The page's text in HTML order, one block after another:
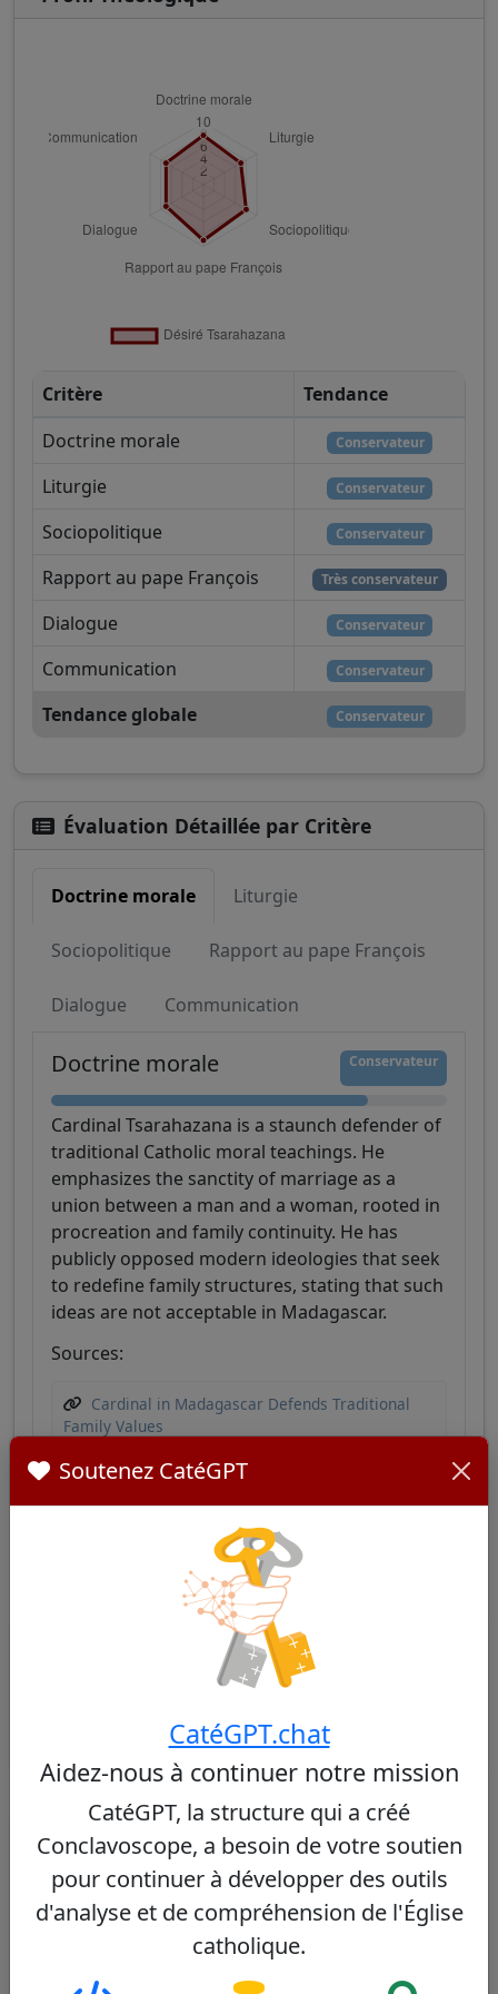
Critère
Tendance
Doctrine morale
Conservateur
Liturgie Conservateur
Sociopolitique Conservateur
Rapport au pape François Très conservateur
Dialogue Conservateur
Communication Conservateur
Tendance globale Conservateur
Évaluation Détaillée par Critère
Doctrine morale Liturgie
Sociopolitique Rapport au pape François
Dialogue Communication
Doctrine morale Conservateur
Cardinal Tsarahazana is a staunch defender of
traditional Catholic moral teachings. He
emphasizes the sanctity of marriage as a
union between a man and a woman, rooted in
procreation and family continuity. He has
publicly opposed modern ideologies that seek
to redefine family structures, stating that such
ideas are not acceptable in Madagascar.
Sources:
Cardinal in Madagascar Defends Traditional
Family Values
Cardinaux Similaires
Autres cardinaux de Madagascar
Autres cardinaux du même consistoire
47/100
Angelo De Donatis
Soutenez CatéGPT
CatéGPT.chat
Aidez-nous à continuer notre mission
CatéGPT, la structure qui a créé
Conclavoscope, a besoin de votre soutien
pour continuer à développer des outils
d'analyse et de compréhension de l'Église
catholique.